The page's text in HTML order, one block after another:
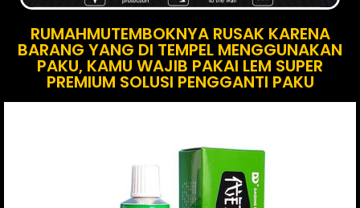
RUMAHMUTEMBOKNYA RUSAK KARENA
BARANG YANG DI TEMPEL MENGGUNAKAN
PAKU, KAMU WAJIB PAKAI LEM SUPER
PREMIUM SOLUSI PENGGANTI PAKU